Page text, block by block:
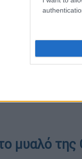
μυαλό της